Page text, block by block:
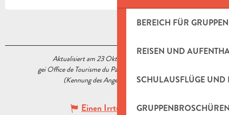
BEREICH FÜR GRUPPEN
REISEN UND
SCHULAUSFLÜGE UND
Aktualisiert am 23 Oktober 2020 Um 15:14
gei Office de Tourisme du Pays d’Aubagne et de l’Étoile
(Kennung des Angebots :
5540746)
Einen Irrtum angeben